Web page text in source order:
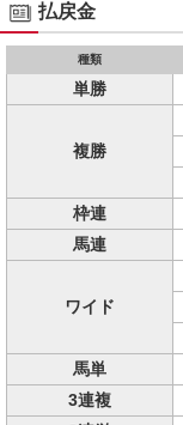
払戻金
種類
単勝
複勝
枠連
馬連
ワイド
馬単
3連複